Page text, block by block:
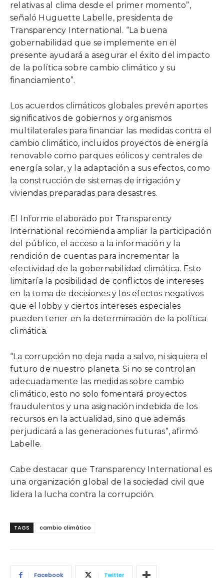
relativas al clima desde el primer momento”,
señaló Huguette Labelle, presidenta de
Transparency International. “La buena
gobernabilidad que se implemente en el
presente ayudará a asegurar el éxito del impacto
de la política sobre cambio climático y su
financiamiento”.
Los acuerdos climáticos globales prevén aportes
significativos de gobiernos y organismos
multilaterales para financiar las medidas contra el
cambio climático, incluidos proyectos de energía
renovable como parques eólicos y centrales de
energía solar, y la adaptación a sus efectos, como
la construcción de sistemas de irrigación y
viviendas preparadas para desastres.
El Informe elaborado por Transparency
International recomienda ampliar la participación
del público, el acceso a la información y la
rendición de cuentas para incrementar la
efectividad de la gobernabilidad climática. Esto
limitaría la posibilidad de conflictos de intereses
en la toma de decisiones y los efectos negativos
que el lobby y ciertos intereses especiales
pueden tener en la determinación de la política
climática.
“La corrupción no deja nada a salvo, ni siquiera el
futuro de nuestro planeta. Si no se controlan
adecuadamente las medidas sobre cambio
climático, esto no solo fomentará proyectos
fraudulentos y una asignación indebida de los
recursos en la actualidad, sino que además
perjudicará a las generaciones futuras”, afirmó
Labelle.
Cabe destacar que Transparency International es
una organización global de la sociedad civil que
lidera la lucha contra la corrupción.
TAGS cambio climático
Facebook Twitter